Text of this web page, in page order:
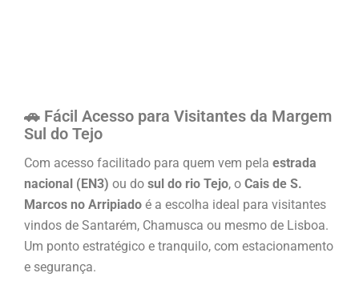
🚗 Fácil Acesso para Visitantes da Margem
Sul do Tejo
Com acesso facilitado para quem vem pela estrada
nacional (EN3) ou do sul do rio Tejo, o Cais de S.
Marcos no Arripiado é a escolha ideal para visitantes
vindos de Santarém, Chamusca ou mesmo de Lisboa.
Um ponto estratégico e tranquilo, com estacionamento
e segurança.